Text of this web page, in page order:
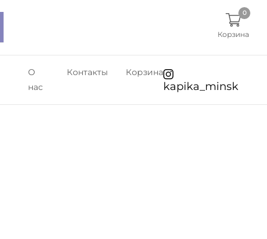
Корзина
0
О
нас
Контакты Корзина
kapika_minsk